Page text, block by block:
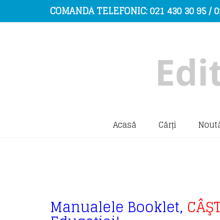
COMANDĂ TELEFONIC: 021 430 30 95 /
Acasă Cărți
Manualele Booklet,